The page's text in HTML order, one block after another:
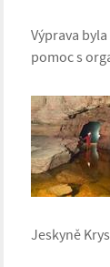
Výprava
pomoc s
Jeskyně